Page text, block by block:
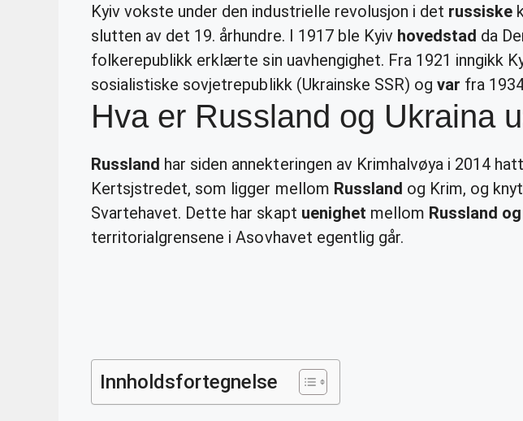
Kyiv vokste under den industrielle revolusjon i det russiske
slutten av det 19. århundre. I 1917 ble Kyiv hovedstad da
folkerepublikk erklærte sin uavhengighet. Fra 1921 inngikk
sosialistiske sovjetrepublikk (Ukrainske SSR) og var fra
Hva er Russland og Ukraina
Russland har siden annekteringen av Krimhalvøya i 2014
Kertsjstredet, som ligger mellom Russland og Krim, og
Svartehavet. Dette har skapt uenighet mellom Russland
territorialgrensene i Asovhavet egentlig går.
Innholdsfortegnelse